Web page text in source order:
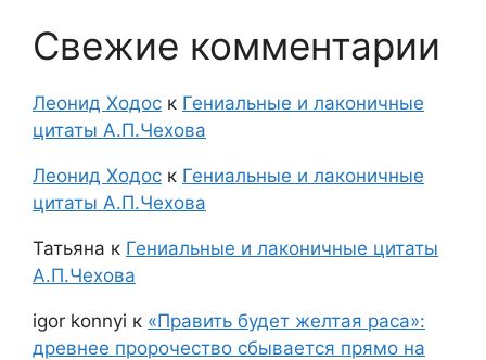
Свежие комментарии
Леонид Ходос к Гениальные и лаконичные
цитаты А.П.Чехова
Леонид Ходос к Гениальные и лаконичные
цитаты А.П.Чехова
Татьяна к Гениальные и лаконичные цитаты
А.П.Чехова
igor konnyi к «Править будет желтая раса»:
древнее пророчество сбывается прямо на